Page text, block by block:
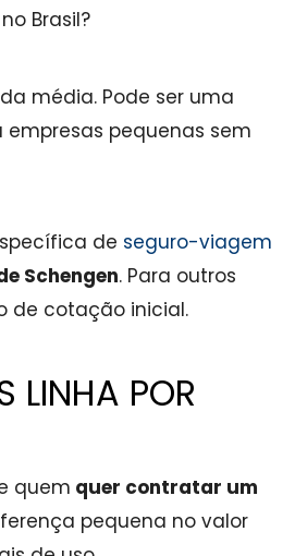
Brasil?
média. Pode ser uma
pequenas sem
de seguro-viagem
Schengen. Para outros
de cotação inicial.
LINHA POR
quem quer contratar um
pequena no valor